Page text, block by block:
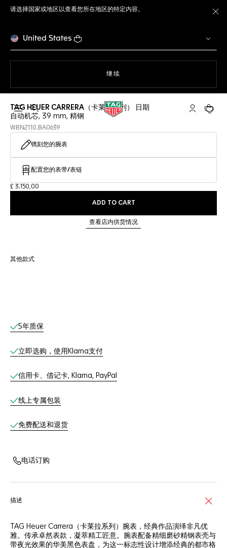
请选择国家或地区以查看您所在地区的特定内容。
United States
继续
打开搜索 My TAG您的
TAG HEUER CARRERA（卡莱拉系列） 日期
自动机芯, 39 mm, 精钢
WBN2110.BA0639
镌刻您的腕表
配置您的表带/表链
£ 3.150,00
ADD TO CART
查看店内供货情况
其他款式
线上服务
5年质保
立即选购，使用Klarna支付
信用卡、借记卡, Klarna, PayPal
线上专属包装
免费配送和退货
电话订购
描述
TAG Heuer Carrera（卡莱拉系列）腕表，经典作品演绎非凡优
雅。传承卓然表款，凝萃精工匠意。腕表配备精细磨砂精钢表壳与
带夜光效果的华美黑色表盘，为这一标志性设计增添经典的都市格